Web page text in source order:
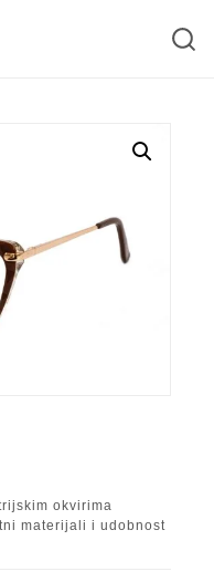
okvirima
materijali i udobnost